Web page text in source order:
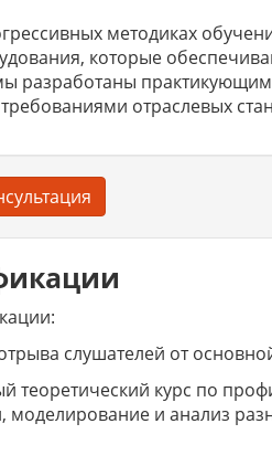
методиках
которые
разработаны
отраслевых
слушателей от
теоретический курс по
и анализ